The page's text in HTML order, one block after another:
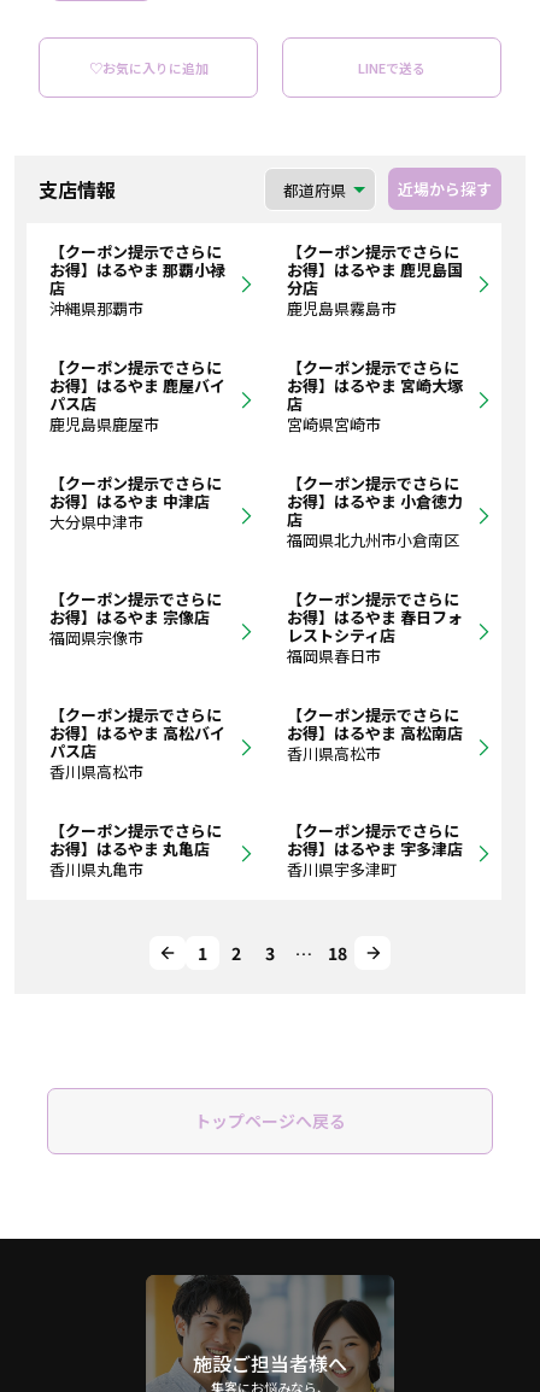
♡お気に入りに追加 LINEで送る
支店情報 近場から探す
【クーポン提示でさらに
お得】はるやま 那覇小禄
店
沖縄県那覇市
【クーポン提示でさらに
お得】はるやま 鹿児島国
分店
鹿児島県霧島市
【クーポン提示でさらに
お得】はるやま 鹿屋バイ
パス店
鹿児島県鹿屋市
【クーポン提示でさらに
お得】はるやま 宮崎大塚
店
宮崎県宮崎市
【クーポン提示でさらに
お得】はるやま 中津店
大分県中津市
【クーポン提示でさらに
お得】はるやま 小倉徳力
店
福岡県北九州市小倉南区
【クーポン提示でさらに
お得】はるやま 宗像店
福岡県宗像市
【クーポン提示でさらに
お得】はるやま 春日フォ
レストシティ店
福岡県春日市
【クーポン提示でさらに
お得】はるやま 高松バイ
パス店
香川県高松市
【クーポン提示でさらに
お得】はるやま 高松南店
香川県高松市
【クーポン提示でさらに
お得】はるやま 丸亀店
香川県丸亀市
【クーポン提示でさらに
お得】はるやま 宇多津店
香川県宇多津町
1 2 3 … 18
トップページへ戻る
施設ご担当者様へ
集客にお悩みなら、